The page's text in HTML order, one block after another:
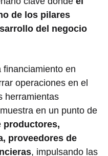
de los pilares
del negocio
financiamiento en
operaciones en el
herramientas
en un punto de
productores,
proveedores de
, impulsando las